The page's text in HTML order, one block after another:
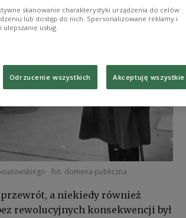
fot. domena publiczna
a niekiedy również
rewolucyjnych konsekwencji był
skanowanie charakterystyki urządzenia do celów
lub dostęp do nich. Spersonalizowane reklamy i
usług.
Odrzucenie wszystkich Akceptuję wszystkie